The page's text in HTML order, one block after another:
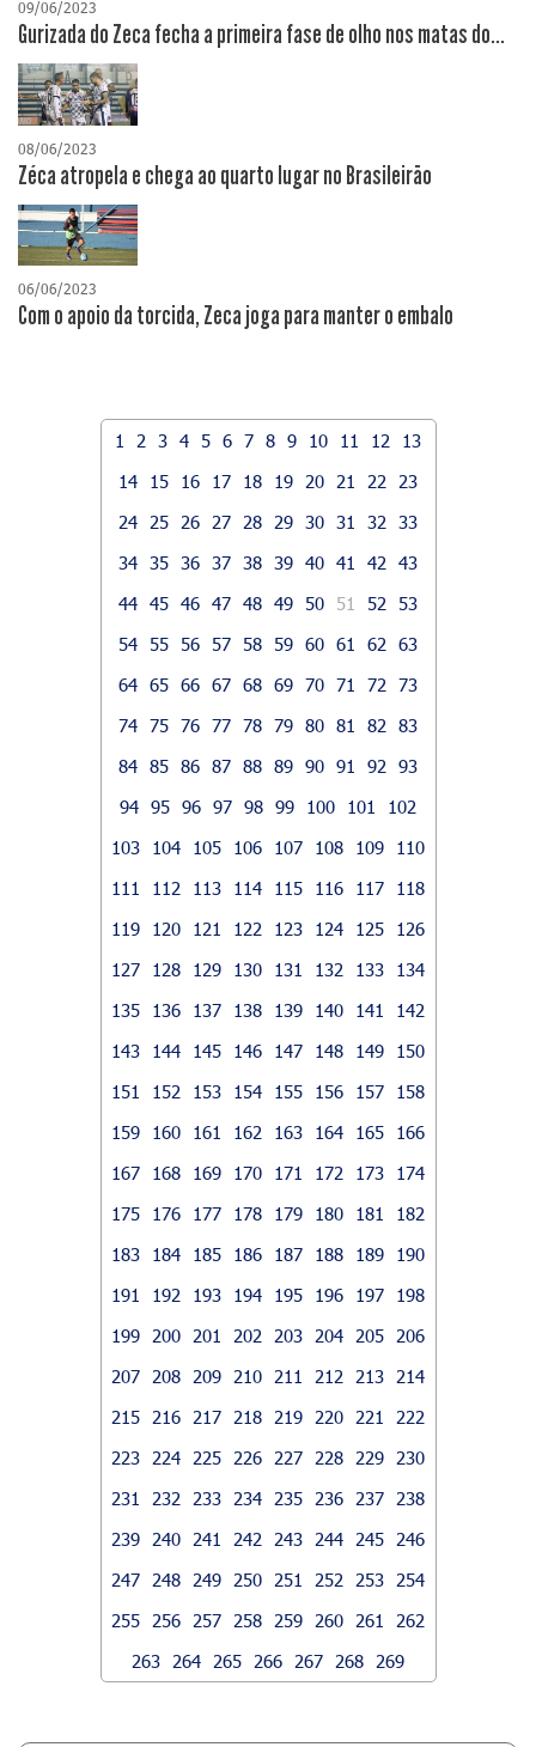
09/06/2023
Gurizada do Zeca fecha a primeira fase de olho nos matas do...
08/06/2023
Zéca atropela e chega ao quarto lugar no Brasileirão
06/06/2023
Com o apoio da torcida, Zeca joga para manter o embalo
1 2 3 4 5 6 7 8 9 10 11 12
13
14
15 16 17 18 19 20 21 22
23
24
25 26 27 28 29 30 31 32
33
34 35 36 37 38 39 40 41 42
43
44 45 46 47 48 49 50 51 52
53
54 55 56 57 58 59 60 61 62
63
64 65 66 67 68 69 70 71 72
73
74 75 76 77 78 79 80 81 82
83
84 85 86 87 88 89 90 91 92
93
94 95 96 97 98 99 100 101
102
103
104 105 106 107 108 109
110
111
112 113 114 115 116 117
118
119
120 121 122 123 124 125
126
127
128 129 130 131 132 133
134
135
136 137 138 139 140 141
142
143
144 145 146 147 148 149
150
151
152 153 154 155 156 157
158
159
160 161 162 163 164 165
166
167
168 169 170 171 172 173
174
175
176 177 178 179 180 181
182
183
184 185 186 187 188 189
190
191
192 193 194 195 196 197
198
199
200 201 202 203 204 205
206
207
208 209 210 211 212 213
214
215
216 217 218 219 220 221
222
223
224 225 226 227 228 229
230
231
232 233 234 235 236 237
238
239
240 241 242 243 244 245
246
247
248 249 250 251 252 253
254
255
256 257 258 259 260 261
262
263
264 265 266 267 268 269